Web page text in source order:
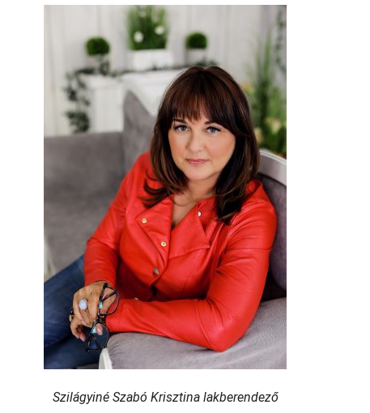
Szilágyiné Szabó Krisztina lakberendező